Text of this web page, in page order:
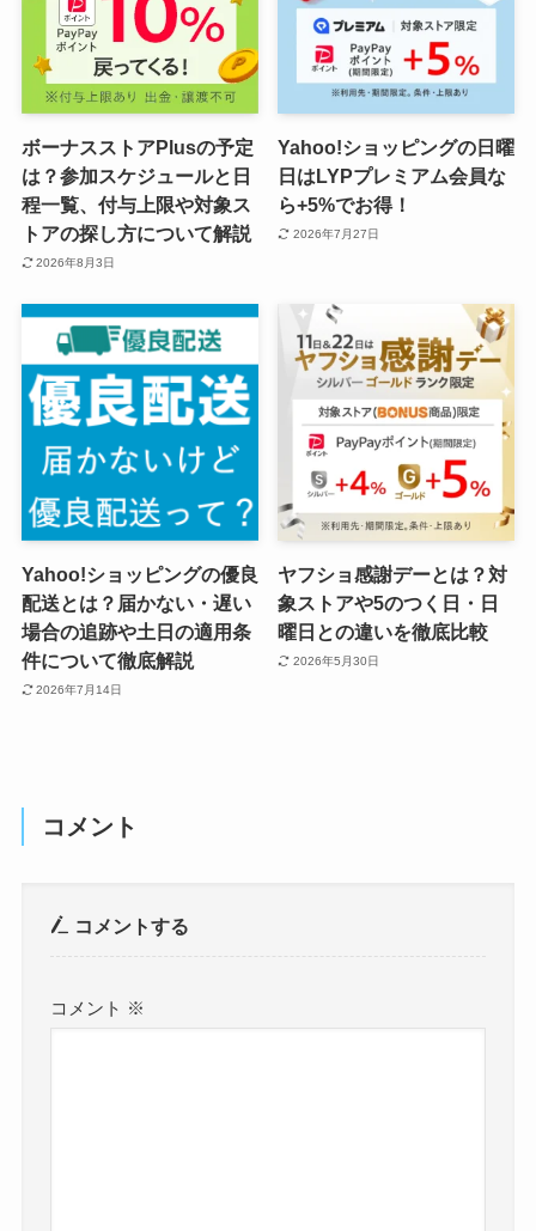
ボーナスストアPlusの予定
は？参加スケジュールと日
程一覧、付与上限や対象ス
トアの探し方について解説
2026年8月3日
Yahoo!ショッピングの日曜
日はLYPプレミアム会員な
ら+5%でお得！
2026年7月27日
Yahoo!ショッピングの優良
配送とは？届かない・遅い
場合の追跡や土日の適用条
件について徹底解説
2026年7月14日
ヤフショ感謝デーとは？対
象ストアや5のつく日・日
曜日との違いを徹底比較
2026年5月30日
コメント
コメントする
コメント ※